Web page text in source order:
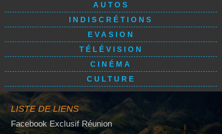
AUTOS
INDISCRÉTIONS
EVASION
TÉLÉVISION
CINÉMA
CULTURE
LISTE DE LIENS
Facebook Exclusif Réunion